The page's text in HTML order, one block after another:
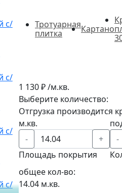
Тротуарная
плитка
Картано
1 130 ₽ /м.кв.
Выберите количество:
Отгрузка производится
м.кв.
-
+
Площадь покрытия
-
общее кол-во:
14.04 м.кв.